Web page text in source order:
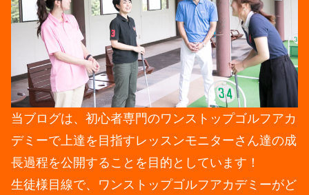
当ブログは、初心者専門のワンストップゴルフアカ
デミーで上達を目指すレッスンモニターさん達の成
長過程を公開することを目的としています！
生徒様目線で、ワンストップゴルフアカデミーがど